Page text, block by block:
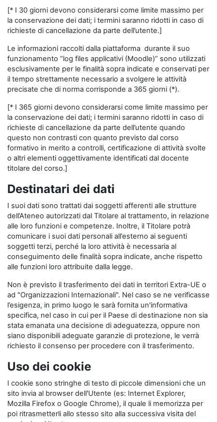
[* I 30 giorni devono considerarsi come limite massimo per
la conservazione dei dati; i termini saranno ridotti in caso di
richieste di cancellazione da parte dell’utente.]
Le informazioni raccolti dalla piattaforma durante il suo
funzionamento “log files applicativi (Moodle)” sono utilizzati
esclusivamente per le finalità sopra indicate e conservati per
il tempo strettamente necessario a svolgere le attività
precisate che di norma corrisponde a 365 giorni (*).
[* I 365 giorni devono considerarsi come limite massimo per
la conservazione dei dati; i termini saranno ridotti in caso di
richieste di cancellazione da parte dell’utente quando
questo non contrasti con quanto previsto dal corso
formativo in merito a controlli, certificazione di attività svolte
o altri elementi oggettivamente identificati dal docente
titolare del corso.]
Destinatari dei dati
I suoi dati sono trattati dai soggetti afferenti alle strutture
dell’Ateneo autorizzati dal Titolare al trattamento, in relazione
alle loro funzioni e competenze. Inoltre, il Titolare potrà
comunicare i suoi dati personali all’esterno ai seguenti
soggetti terzi, perché la loro attività è necessaria al
conseguimento delle finalità sopra indicate, anche rispetto
alle funzioni loro attribuite dalla legge.
Non è previsto il trasferimento dei dati in territori Extra-UE o
ad "Organizzazioni Internazionali". Nel caso se ne verificasse
l’esigenza, in primo luogo le sarà fornita un'informativa
specifica, nel caso in cui per il Paese di destinazione non sia
stata emanata una decisione di adeguatezza, oppure non
siano disponibili adeguate garanzie di protezione, le verrà
richiesto il consenso per procedere con il trasferimento.
Uso dei cookie
I cookie sono stringhe di testo di piccole dimensioni che un
sito invia al browser dell'Utente (es: Internet Explorer,
Mozilla Firefox o Google Chrome), il quale li memorizza per
poi ritrasmetterli allo stesso sito alla successiva visita del